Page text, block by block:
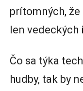
prítomných,
len vedeckých
Čo sa týka
hudby, tak by